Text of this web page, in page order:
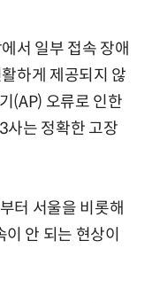
서 일부 접속 장애
하게 제공되지 않
(AP) 오류로 인한
사는 정확한 고장
터 서울을 비롯해
안 되는 현상이